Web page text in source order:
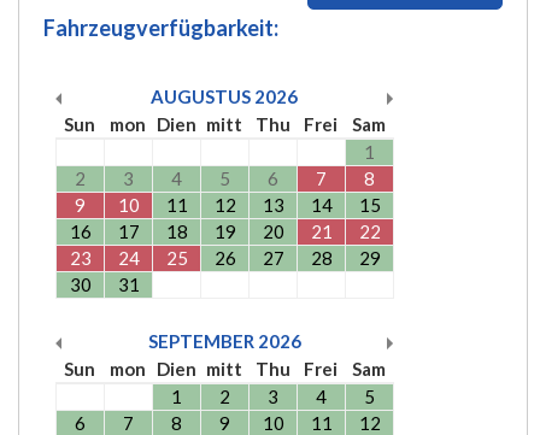
Fahrzeugverfügbarkeit:
AUGUSTUS 2026
Sun
mon Dien mitt Thu Frei
Sam
1
2
3 4 5 6 7
8
9
10 11 12 13 14
15
16
17 18 19 20 21
22
23
24 25 26 27 28
29
30
31
SEPTEMBER 2026
Sun
mon Dien mitt Thu Frei
Sam
1
2 3 4
5
6
7 8 9 10 11
12